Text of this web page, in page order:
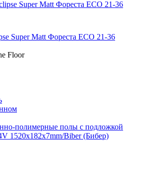
Super Matt Фореста ЕСО 21-36
Floor